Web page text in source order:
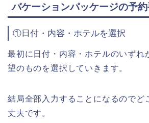
バケーションパッケージの予
①日付・内容・ホテルを選択
最初に日付・内容・ホテルのいずれ
望のものを選択していきます。
結局全部入力することになるのでど
丈夫です。